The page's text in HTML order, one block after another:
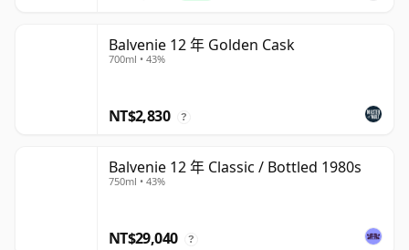
Balvenie 12 年 Golden Cask
700ml • 43%
NT$2,830 ?
Balvenie 12 年 Classic / Bottled 1980s
750ml • 43%
NT$29,040 ?